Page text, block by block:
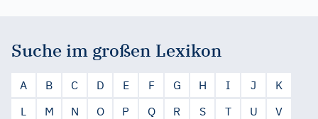
Suche im großen Lexikon
A B C D E F G H I J
K
L
M N O P Q R S T U
V